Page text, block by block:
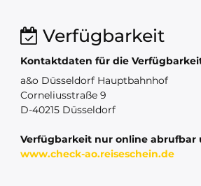
Verfügbarkeit
Kontaktdaten für die
a&o Düsseldorf Hauptbahnhof
Corneliusstraße 9
D-40215 Düsseldorf
Verfügbarkeit nur online abrufbar
www.check-ao.reiseschein.de